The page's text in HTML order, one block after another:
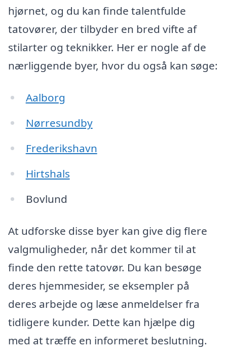
hjørnet, og du kan finde talentfulde
tatovører, der tilbyder en bred vifte af
stilarter og teknikker. Her er nogle af de
nærliggende byer, hvor du også kan søge:
Aalborg
Nørresundby
Frederikshavn
Hirtshals
Bovlund
At udforske disse byer kan give dig flere
valgmuligheder, når det kommer til at
finde den rette tatovør. Du kan besøge
deres hjemmesider, se eksempler på
deres arbejde og læse anmeldelser fra
tidligere kunder. Dette kan hjælpe dig
med at træffe en informeret beslutning.